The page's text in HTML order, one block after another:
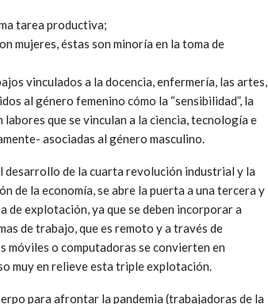
tarea productiva;
mujeres, éstas son minoría en la toma de
vinculados a la docencia, enfermería, las artes,
al género femenino cómo la “sensibilidad”, la
labores que se vinculan a la ciencia, tecnología e
asociadas al género masculino.
desarrollo de la cuarta revolución industrial y la
de la economía, se abre la puerta a una tercera y
de explotación, ya que se deben incorporar a
de trabajo, que es remoto y a través de
o computadoras se convierten en
muy en relieve esta triple explotación.
para afrontar la pandemia (trabajadoras de la